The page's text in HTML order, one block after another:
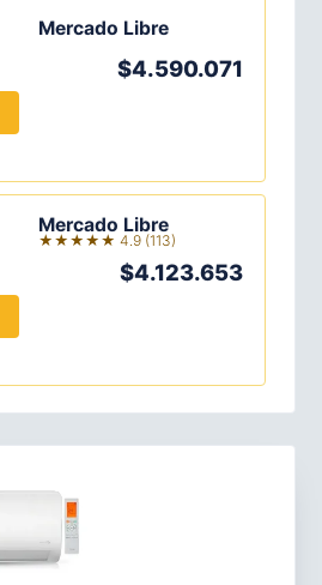
Mercado Libre
$4.590.071
Mercado Libre
★★★★★ 4.9 (113)
$4.123.653